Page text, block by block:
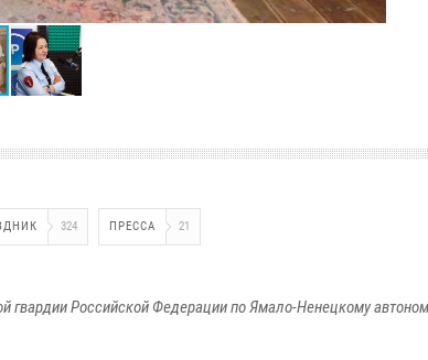
324 ПРЕССА 21
Российской Федерации по Ямало-Ненецкому